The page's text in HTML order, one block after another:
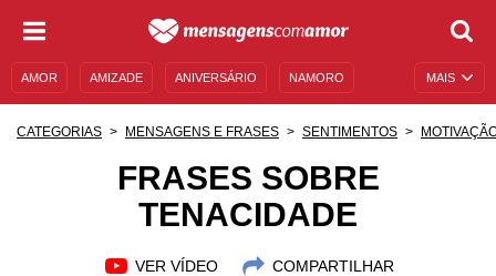
MAIS
AMOR AMIZADE ANIVERSÁRIO NAMORO
MENSAGENS E FRASES MENSAGENS DE ANIVERSÁRIO
CATEGORIAS MENSAGENS E FRASES SENTIMENTOS
FRASES SOBRE
TENACIDADE
VER VÍDEO COMPARTILHAR